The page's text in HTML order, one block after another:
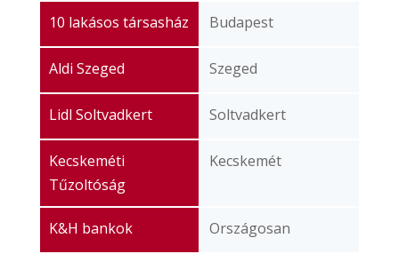
10 lakásos társasház
Aldi Szeged
Lidl Soltvadkert
Kecskeméti
Tűzoltóság
K&H bankok
Budapest
Szeged
Soltvadkert
Kecskemét
Országosan